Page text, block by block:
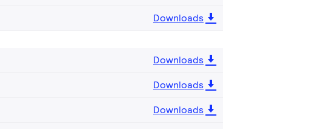
Downloads
Downloads
Downloads
Downloads